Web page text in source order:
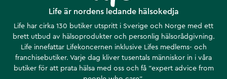
Life är nordens ledande hälsokedja
Life har cirka 130 butiker utspritt i Sverige och Norge med ett
brett utbud av hälsoprodukter och personlig hälsorådgivning.
Life innefattar Lifekoncernen inklusive Lifes medlems- och
franchisebutiker. Varje dag kliver tusentals människor in i våra
butiker för att prata hälsa med oss och få ”expert advice from